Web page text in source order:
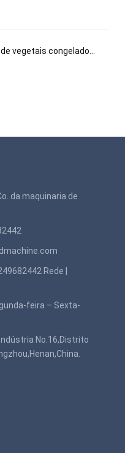
: Um guia completo
da maquinaria de
Rede
feira – Sexta-
No.16,Distrito